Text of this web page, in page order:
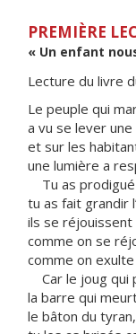
PREMIÈRE
« Un enfant
Lecture du livre
Le peuple qui
a vu se lever
et sur les
une lumière a
Tu as prodigué
tu as fait grandir
ils se
comme on se
comme on
Car le joug qui
la barre qui
le bâton du tyran,